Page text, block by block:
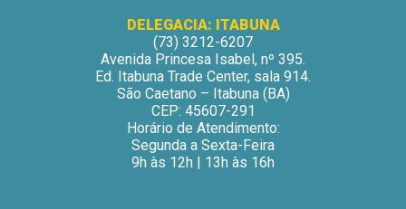
DELEGACIA: ITABUNA
(73) 3212-6207
Avenida Princesa Isabel, nº 395.
Ed. Itabuna Trade Center, sala 914.
São Caetano – Itabuna (BA)
CEP: 45607-291
Horário de Atendimento:
Segunda a Sexta-Feira
9h às 12h | 13h às 16h